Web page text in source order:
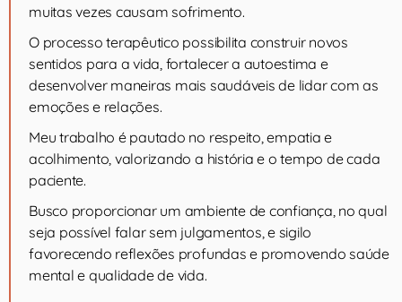
muitas vezes causam sofrimento.
O processo terapêutico possibilita construir novos
sentidos para a vida, fortalecer a autoestima e
desenvolver maneiras mais saudáveis de lidar com as
emoções e relações.
Meu trabalho é pautado no respeito, empatia e
acolhimento, valorizando a história e o tempo de cada
paciente.
Busco proporcionar um ambiente de confiança, no qual
seja possível falar sem julgamentos, e sigilo
favorecendo reflexões profundas e promovendo saúde
mental e qualidade de vida.